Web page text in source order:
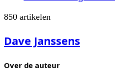
850 artikelen
Dave Janssens
Over de auteur